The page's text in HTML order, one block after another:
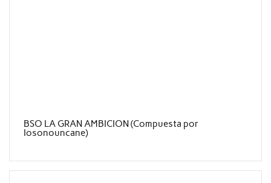
BSO LA GRAN AMBICION (Compuesta por
Iosonouncane)